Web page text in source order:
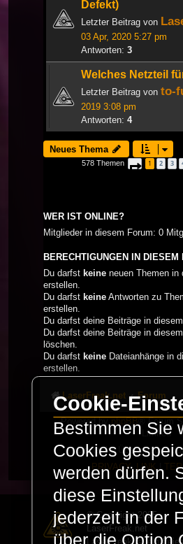
Defekt)
Letzter Beitrag von
03 Apr, 2020 5:27 pm
Antworten: 3
Welches Netzteil
Letzter Beitrag von to-
2019 3:08 pm
Antworten: 4
Neues Thema
578 Themen Seite 1von 20
1 2 3
WER IST ONLINE?
Mitglieder in diesem Forum: 0
BERECHTIGUNGEN IN DIESEM
Du darfst keine neuen Themen in
erstellen.
Du darfst keine Antworten zu
erstellen.
Du darfst deine Beiträge in
Du darfst deine Beiträge in
löschen.
Du darfst keine Dateianhänge in
erstellen.
LaserFreak.net Forum
Powered by phpBB
® Forum
Limited
Deutsche Übersetzung
PRIVACY_LINK
© Copyright 2025 -
LaserFreak.net
LaserFreak ist ein
Cookie-
Bestimmen Sie
Cookies
werden dürfen.
diese
jederzeit in der
über die Option